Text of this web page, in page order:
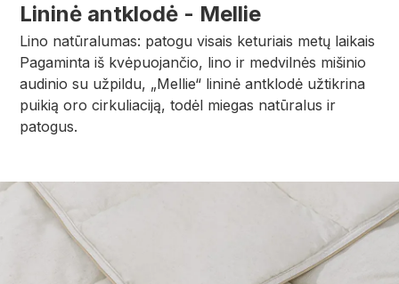
Lininė antklodė - Mellie
Lino natūralumas: patogu visais keturiais metų laikais
Pagaminta iš kvėpuojančio, lino ir medvilnės mišinio
audinio su užpildu, „Mellie“ lininė antklodė užtikrina
puikią oro cirkuliaciją, todėl miegas natūralus ir
patogus.